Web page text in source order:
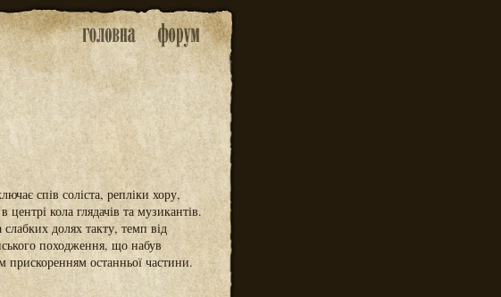
спів соліста, репліки хору,
кола глядачів та музикантів.
долях такту, темп від
походження, що набув
останньої частини.